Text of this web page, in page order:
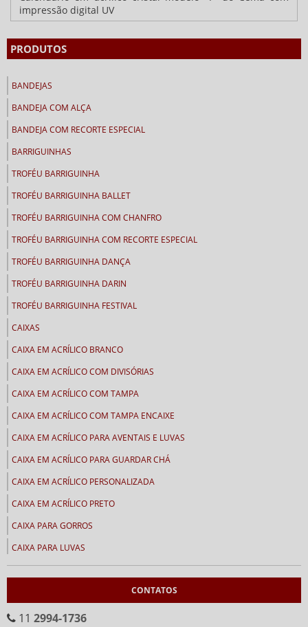
impressão digital UV
PRODUTOS
BANDEJAS
BANDEJA COM ALÇA
BANDEJA COM RECORTE ESPECIAL
BARRIGUINHAS
TROFÉU BARRIGUINHA
TROFÉU BARRIGUINHA BALLET
TROFÉU BARRIGUINHA COM CHANFRO
TROFÉU BARRIGUINHA COM RECORTE ESPECIAL
TROFÉU BARRIGUINHA DANÇA
TROFÉU BARRIGUINHA DARIN
TROFÉU BARRIGUINHA FESTIVAL
CAIXAS
CAIXA EM ACRÍLICO BRANCO
CAIXA EM ACRÍLICO COM DIVISÓRIAS
CAIXA EM ACRÍLICO COM TAMPA
CAIXA EM ACRÍLICO COM TAMPA ENCAIXE
CAIXA EM ACRÍLICO PARA AVENTAIS E LUVAS
CAIXA EM ACRÍLICO PARA GUARDAR CHÁ
CAIXA EM ACRÍLICO PERSONALIZADA
CAIXA EM ACRÍLICO PRETO
CAIXA PARA GORROS
CAIXA PARA LUVAS
CALENDÁRIOS
CALENDÁRIO EM ACRÍLICO FORMATO “V”
CONTATOS
11 2994-1736